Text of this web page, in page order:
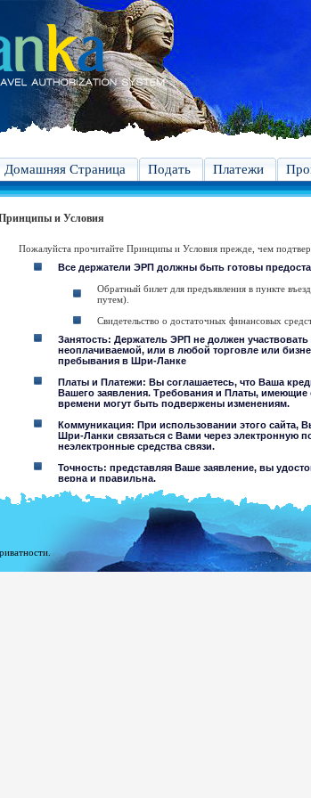
Домашняя Страница Подать Платежи
и Условия
Пожалуйста прочитайте Принципы и Условия прежде, чем
Все держатели ЭРП должны быть готовы
Обратный билет для предъявления в пункте
путем).
Свидетельство о достаточных финансовых
Занятость: Держатель ЭРП не должен
неоплачиваемой, или в любой торговле или
пребывания в Шри-Ланке
Платы и Платежи: Вы соглашаетесь, что Ваша
Вашего заявления. Требования и Платы, имеющие
времени могут быть подвержены изменениям.
Коммуникация: При использовании этого сайта,
Шри-Ланки связаться с Вами через электронную
неэлектронные средства связи.
Точность: представляя Ваше заявление, вы
верна и правильна.
Ограничения использования: Вы не можете
Отклонение ответственности:
При использовании этого вебсайта Вы